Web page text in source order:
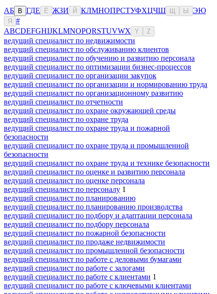
АБ В ГДЕ Ё ЖЗИ Й КЛМНОПРСТУФХЦЧШ Ы ЭЮ
Я
#
ABCDEFGHIJKLMNOPQRSTUVWX Y Z
ведущий специалист по недвижимости
ведущий специалист по обслуживанию клиентов
ведущий специалист по обучению и развитию персонала
ведущий специалист по оптимизации бизнес-процессов
ведущий специалист по организации закупок
ведущий специалист по организации и нормированию труда
ведущий специалист по организационному развитию
ведущий специалист по отчетности
ведущий специалист по охране окружающей среды
ведущий специалист по охране труда
ведущий специалист по охране труда и пожарной
безопасности
ведущий специалист по охране труда и промышленной
безопасности
ведущий специалист по охране труда и технике безопасности
ведущий специалист по оценке и развитию персонала
ведущий специалист по оценке персонала
ведущий специалист по персоналу 1
ведущий специалист по планированию
ведущий специалист по планированию производства
ведущий специалист по подбору и адаптации персонала
ведущий специалист по подбору персонала
ведущий специалист по пожарной безопасности
ведущий специалист по продаже недвижимости
ведущий специалист по промышленной безопасности
ведущий специалист по работе с деловыми бумагами
ведущий специалист по работе с залогами
ведущий специалист по работе с клиентами 1
ведущий специалист по работе с ключевыми клиентами